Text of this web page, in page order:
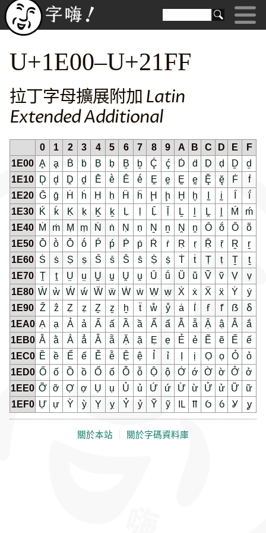
U+1E00–U+21FF
拉丁字母擴展附加 Latin
Extended Additional
0 1 2 3 4 5 6 7 8 9 A B C D E
F
1E00 Ḁ ḁ Ḃ ḃ Ḅ ḅ Ḇ ḇ Ḉ ḉ Ḋ ḋ Ḍ ḍ Ḏ
ḏ
1E10
Ḑ ḑ Ḓ ḓ Ḕ ḕ Ḗ ḗ Ḙ ḙ Ḛ ḛ Ḝ ḝ Ḟ
ḟ
1E20 Ḡ ḡ Ḣ ḣ Ḥ ḥ Ḧ ḧ Ḩ ḩ Ḫ ḫ ḭ
ḯ
1E30
Ḱ ḱ Ḳ ḳ Ḵ ḵ Ḷ Ḹ Ḻ Ḽ Ḿ
ḿ
1E40 Ṁ ṁ Ṃ ṃ Ṅ ṅ Ṇ ṇ Ṉ ṉ Ṋ ṋ Ṍ ṍ Ṏ
ṏ
1E50 Ṑ ṑ Ṓ ṓ Ṕ ṕ Ṗ ṗ Ṙ ṙ Ṛ ṛ Ṝ ṝ Ṟ
ṟ
1E60 Ṡ ṡ Ṣ ṣ Ṥ ṥ Ṧ ṧ Ṩ ṩ Ṫ ṫ Ṭ ṭ Ṯ
ṯ
1E70 Ṱ ṱ Ṳ ṳ Ṵ ṵ Ṷ ṷ Ṹ ṹ Ṻ ṻ Ṽ ṽ Ṿ
ṿ
1E80 Ẁ ẁ Ẃ ẃ Ẅ ẅ Ẇ ẇ Ẉ ẉ Ẋ ẋ Ẍ ẍ Ẏ
ẏ
1E90 Ẑ ẑ Ẓ ẓ Ẕ ẕ ẖ ẗ ẘ ẙ ẚ ẛ ẜ ẝ ẞ
ẟ
1EA0 Ạ ạ Ả ả Ấ ấ Ầ ầ Ẩ ẩ Ẫ ẫ Ậ ậ Ắ
ắ
1EB0 Ằ ằ Ẳ ẳ Ẵ ẵ Ặ ặ Ẹ ẹ Ẻ ẻ Ẽ ẽ Ế
ế
1EC0 Ề ề Ể ể Ễ ễ Ệ ệ ỉ ị Ọ ọ Ỏ
ỏ
1ED0 Ố ố Ồ ồ Ổ ổ Ỗ ỗ Ộ ộ Ớ ớ Ờ ờ Ở
ở
1EE0 Ỡ ỡ Ợ ợ Ụ ụ Ủ ủ Ứ ứ Ừ ừ Ử ử Ữ
ữ
1EF0 Ự ự Ỳ ỳ Ỵ ỵ Ỷ ỷ Ỹ ỹ Ỻ ỻ Ỽ ỽ Ỿ ỿ
關於本站 關於字碼資料庫